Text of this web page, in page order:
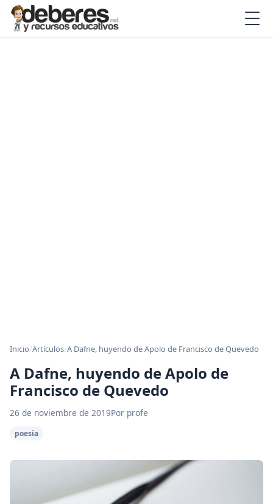
Inicio/Artículos/A Dafne, huyendo de Apolo de Francisco de Quevedo
A Dafne, huyendo de Apolo de
Francisco de Quevedo
26 de noviembre de 2019Por profe
poesia